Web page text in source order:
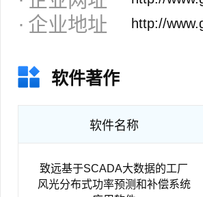
企业地址 http://
软件著作
软件名称
致远基于SCADA大数据的工厂
风光分布式功率预测和补偿系统